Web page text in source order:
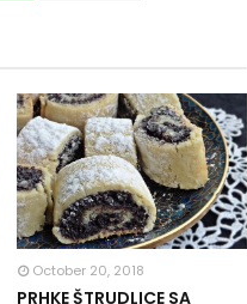
October 20, 2018
PRHKE ŠTRUDLICE SA